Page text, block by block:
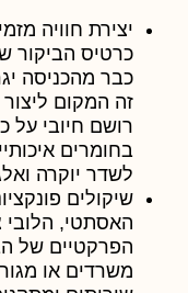
יצירת חוויה
כרטיס הביקור של
כבר מהכניסה
זה המקום ליצור
רושם חיובי על
בחומרים
לשדר יוקרה
שיקולים
האסתטי, הלובי
הפרקטיים של
משרדים או